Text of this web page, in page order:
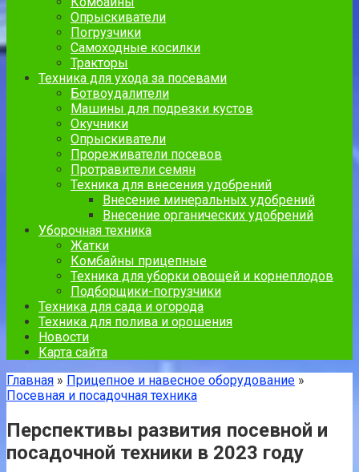
Опрыскиватели
Погрузчики
Самоходные косилки
Тракторы
Техника для ухода за посевами
Ботвоудалители
Машины для подрезки кустов
Окучники
Опрыскиватели
Прореживатели посевов
Протравители семян
Техника для внесения удобрений
Внесение минеральных удобрений
Внесение органических удобрений
Уборочная техника
Жатки
Комбайны прицепные
Техника для уборки овощей и корнеплодов
Подборщики-погрузчики
Техника для сада и огорода
Техника для полива и орошения
Новости
Карта сайта
Главная » Прицепное и навесное оборудование »
Посевная и посадочная техника
Перспективы развития посевной и
посадочной техники в 2023 году